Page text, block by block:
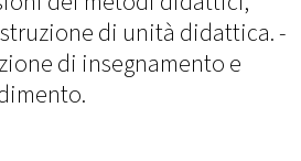
di unità didattica. -
di insegnamento e